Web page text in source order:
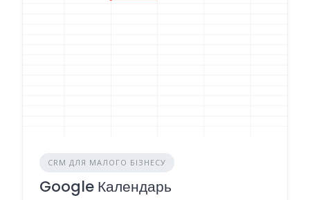
CRM ДЛЯ МАЛОГО БІЗНЕСУ
Google Календарь